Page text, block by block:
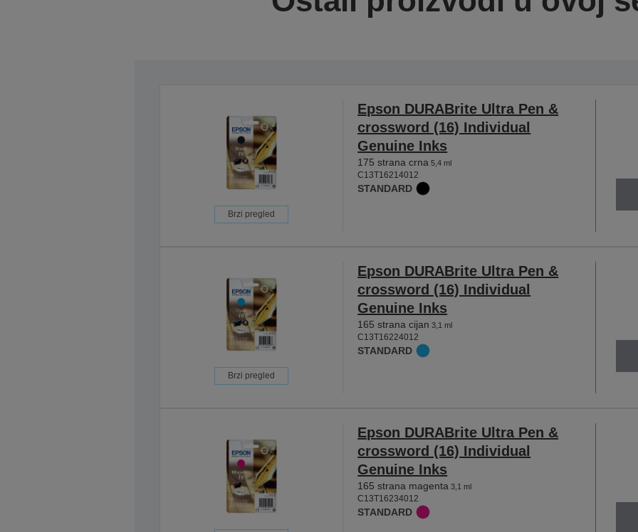
Brzi pregled
Epson DURABrite Ultra Pen &
crossword (16) Individual
Genuine Inks
175 strana crna 5,4 ml
C13T16214012
STANDARD
Brzi pregled
Epson DURABrite Ultra Pen &
crossword (16) Individual
Genuine Inks
165 strana cijan 3,1 ml
C13T16224012
STANDARD
Epson DURABrite Ultra Pen &
crossword (16) Individual
Genuine Inks
165 strana magenta 3,1 ml
C13T16234012
STANDARD